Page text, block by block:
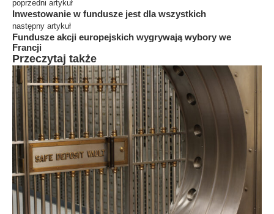
poprzedni artykuł
Inwestowanie w fundusze jest dla wszystkich
następny artykuł
Fundusze akcji europejskich wygrywają wybory we
Francji
Przeczytaj także